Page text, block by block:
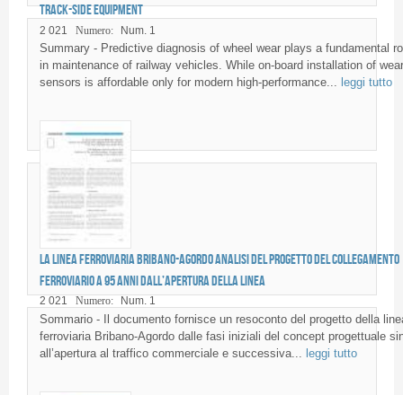
track-side equipment
2 021 Numero: Num. 1
Summary - Predictive diagnosis of wheel wear plays a fundamental
in maintenance of railway vehicles. While on-board installation of wear
sensors is affordable only for modern high-performance...
leggi tutto
La linea ferroviaria Bribano-Agordo Analisi del progetto del collegamento
ferroviario a 95 anni dall’apertura della linea
2 021 Numero: Num. 1
Sommario - Il documento fornisce un resoconto del progetto della
ferroviaria Bribano-Agordo dalle fasi iniziali del concept progettuale
all’apertura al traffico commerciale e successiva... leggi tutto